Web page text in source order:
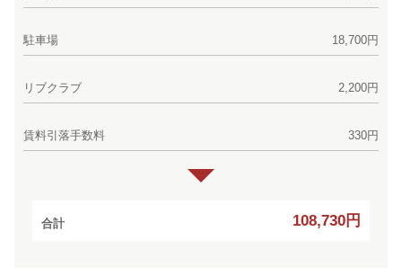
駐車場 18,700円
リブクラブ 2,200円
賃料引落手数料 330円
合計 108,730円